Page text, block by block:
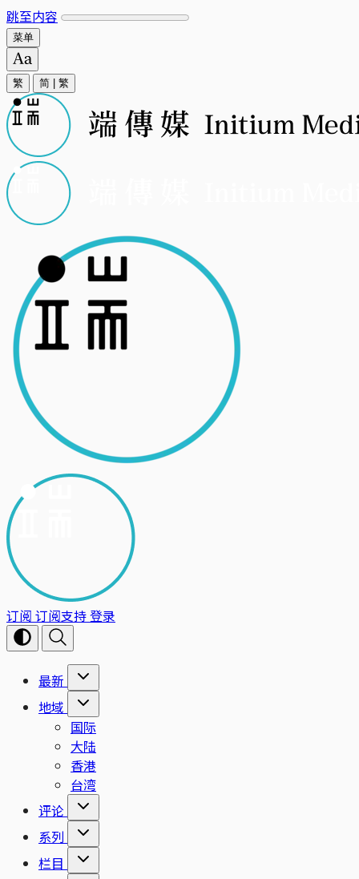
跳至内容
菜单
繁 简 繁
订阅 订阅支持登录
最新
地域
国际
大陆
香港
台湾
评论
系列
栏目